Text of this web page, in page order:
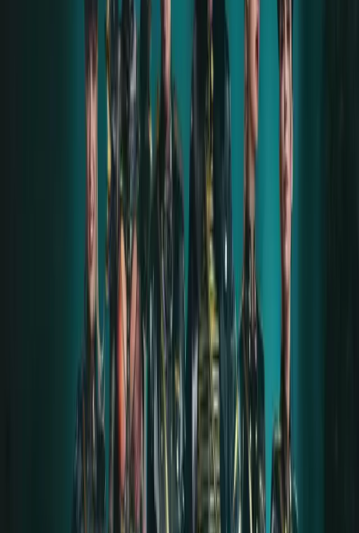
Unsere letzten Begegnungen mit Till, Alena und den
Freunden wurden für mich persönlich zu einer Art
Offenbarung. Wir sprachen über Ängste, über
unsere inneren „Gefängnisse“, die uns nicht
loslassen. Ich erzählte von meinem eigenen Fall – von
der Gewalt, von der späteren Berichterstattung in
der Presse und davon, dass mich meine beste
Freundin in dieser Zeit im Stich gelassen hatte. Genau
das war das Schlimmste für mich.
Alena und Till haben diese Geschichte mit mir
besprochen – fast wie liebevolle Eltern. Alena fragte
mich: „Warum lässt dich das nicht los? Warum triffst du
diese Entscheidung?“
Till war, auf seine väterliche Weise, sogar noch
enttäuschter darüber als ich selbst und sagte: „Du
bist ein wunderbarer Mensch! Menschen sollten sich
deine Freundschaft erst verdienen. Lass dich niemals
verletzen, nie. Erlaube es niemandem – hörst du? –
niemals, deine Momente der Gutgläubigkeit und
Schwäche auszunutzen. Sei dir selbst immer treu.
Hab keine Angst, deinen eigenen Weg zu gehen,
ein:e Pionier:in für neue Ideen und Strömungen zu